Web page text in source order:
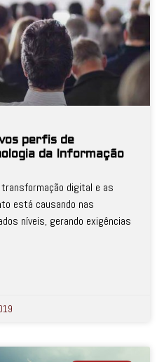
perfis de
da Informação
digital e as
está causando nas
níveis, gerando exigências